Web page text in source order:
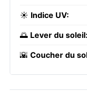
☀️ Indice UV:
🌅 Lever du soleil:
🌇 Coucher du